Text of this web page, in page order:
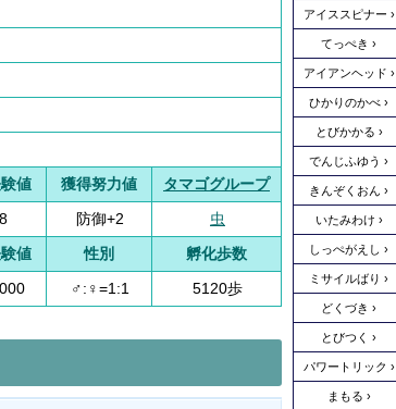
値 獲得努力値
タマゴグループ
防御+2
虫
値 性別
孵化歩数
♂:♀=1:1 5120歩
アイススピナー
てっぺき
アイアンヘッド
ひかりのかべ
とびかかる
でんじふゆう
きんぞくおん
いたみわけ
しっぺがえし
ミサイルばり
どくづき
とびつく
パワートリック
まもる